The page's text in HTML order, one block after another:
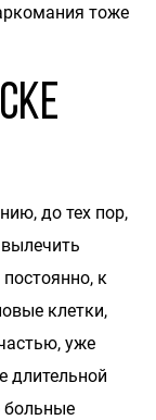
тоже
до тех пор,
к
клетки,
уже
длительной
больные